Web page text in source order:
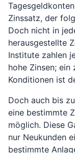
Zinssatz, der
Doch nicht in
herausgestellte
Institute zahlen
hohe Zinsen;
Konditionen ist
Doch auch bis
eine bestimmte
möglich. Diese
nur Neukunden
bestimmte